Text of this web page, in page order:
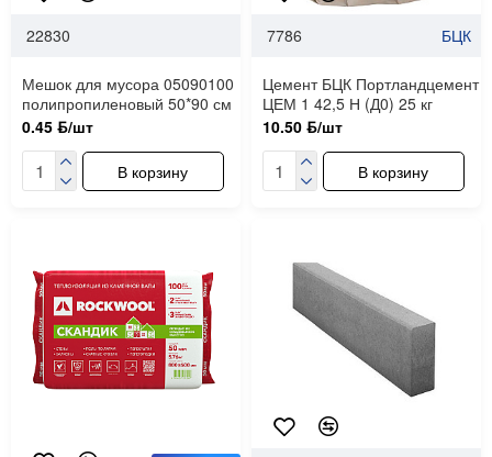
22830
Мешок для мусора 05090100
полипропиленовый 50*90 см
0.45 ƃ/шт
В корзину
7786 БЦК
Цемент БЦК Портландцемент
ЦЕМ 1 42,5 Н (Д0) 25 кг
10.50 ƃ/шт
В корзину